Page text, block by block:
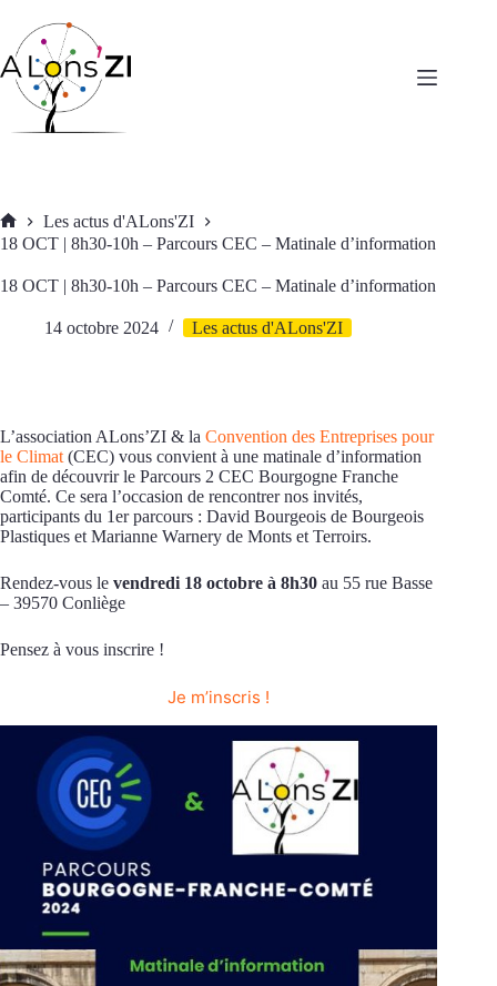
contenu
Accueil
Les actus d'ALons'ZI
18 OCT | 8h30-10h – Parcours CEC – Matinale d’information
18 OCT | 8h30-10h – Parcours CEC – Matinale d’information
14 octobre 2024 Les actus d'ALons'ZI
L’association ALons’ZI & la Convention des Entreprises pour
le Climat (CEC) vous convient à une matinale d’information
afin de découvrir le Parcours 2 CEC Bourgogne Franche
Comté. Ce sera l’occasion de rencontrer nos invités,
participants du 1er parcours : David Bourgeois de Bourgeois
Plastiques et Marianne Warnery de Monts et Terroirs.
Rendez-vous le vendredi 18 octobre à 8h30 au 55 rue Basse
– 39570 Conliège
Pensez à vous inscrire !
Je m’inscris !